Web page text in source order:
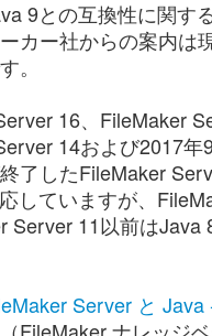
9との互換性に関す
カー社からの案内は
。
16、FileMaker
14および2017年
了したFileMaker
していますが、
Server 11以前はJava
Server と